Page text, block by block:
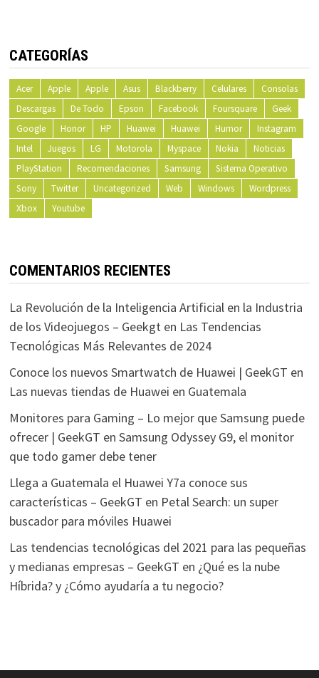
CATEGORÍAS
Acer Apple Apple Asus Blackberry Celulares
Consolas
Descargas
De Todo Epson Facebook Foursquare
Geek
Google
Honor HP Huawei Huawei Humor
Instagram
Intel
Juegos LG Motorola Myspace Nokia
Noticias
PlayStation
Recomendaciones Samsung
Sistema Operativo
Sony
Twitter Uncategorized Web Windows
Wordpress
Xbox
Youtube
COMENTARIOS RECIENTES
La Revolución de la Inteligencia Artificial en la Industria
de los Videojuegos – Geekgten Las Tendencias
Tecnológicas Más Relevantes de 2024
Conoce los nuevos Smartwatch de Huawei | GeekGT en
Las nuevas tiendas de Huawei en Guatemala
Monitores para Gaming – Lo mejor que Samsung puede
ofrecer | GeekGT en Samsung Odyssey G9, el monitor
que todo gamer debe tener
Llega a Guatemala el Huawei Y7a conoce sus
características – GeekGT en Petal Search: un super
buscador para móviles Huawei
Las tendencias tecnológicas del 2021 para las pequeñas
y medianas empresas – GeekGT en ¿Qué es la nube
Híbrida? y ¿Cómo ayudaría a tu negocio?